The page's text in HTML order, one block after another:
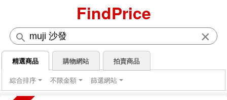
FindPrice
×
精選商品 購物網站
拍賣商品
綜合排序
不限金額 篩選網站